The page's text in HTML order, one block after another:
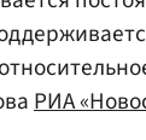
РИА